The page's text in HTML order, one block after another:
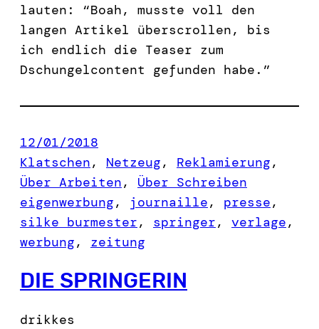
lauten: “Boah, musste voll den
langen Artikel überscrollen, bis
ich endlich die Teaser zum
Dschungelcontent gefunden habe.”
12/01/2018
Klatschen, Netzeug, Reklamierung
Über Arbeiten, Über Schreiben
eigenwerbung, journaille, presse
silke burmester, springer, verlage
werbung, zeitung
DIE SPRINGERIN
drikkes